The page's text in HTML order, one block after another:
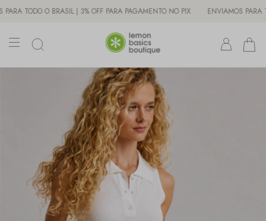
O BRASIL | 3% OFF PARA PAGAMENTO NO PIX ENVIAMOS PARA TODO